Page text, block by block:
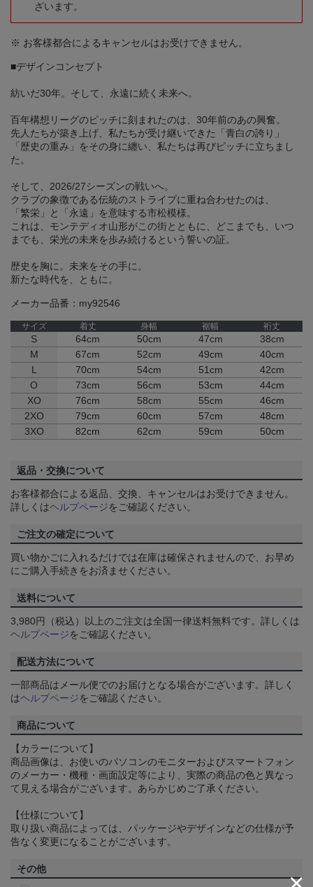
ざいます。
※ お客様都合によるキャンセルはお受けできません。
■デザインコンセプト
紡いだ30年。そして、永遠に続く未来へ。
百年構想リーグのピッチに刻まれたのは、30年前のあの興奮。
先人たちが築き上げ、私たちが受け継いできた「青白の誇り」
「歴史の重み」をその身に纏い、私たちは再びピッチに立ちまし
た。
そして、2026/27シーズンの戦いへ。
クラブの象徴である伝統のストライプに重ね合わせたのは、
「繁栄」と「永遠」を意味する市松模様。
これは、モンテディオ山形がこの街とともに、どこまでも、いつ
までも、栄光の未来を歩み続けるという誓いの証。
歴史を胸に。未来をその手に。
新たな時代を、ともに。
メーカー品番：my92546
サイズ 着丈 身幅 裾幅 裄丈
S 64cm 50cm 47cm
38cm
M
67cm 52cm 49cm
40cm
L
70cm 54cm 51cm
42cm
O
73cm 56cm 53cm
44cm
XO
76cm 58cm 55cm
46cm
2XO
79cm 60cm 57cm
48cm
3XO
82cm 62cm 59cm 50cm
返品・交換について
お客様都合による返品、交換、キャンセルはお受けできません。
詳しくはヘルプページをご確認ください。
ご注文の確定について
買い物かごに入れるだけでは在庫は確保されませんので、お早め
にご購入手続きをお済ませください。
送料について
3,980円（税込）以上のご注文は全国一律送料無料です。詳しくは
ヘルプページをご確認ください。
配送方法について
一部商品はメール便でのお届けとなる場合がございます。詳しく
はヘルプページをご確認ください。
商品について
【カラーについて】
商品画像は、お使いのパソコンのモニターおよびスマートフォン
のメーカー・機種・画面設定等により、実際の商品の色と異なっ
て見える場合がございます。あらかじめご了承ください。
【仕様について】
取り扱い商品によっては、パッケージやデザインなどの仕様が予
告なく変更になることがございます。
その他